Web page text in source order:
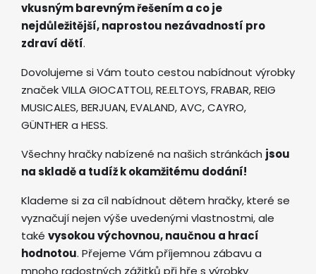
vkusným barevným řešením a co je
nejdůležitější, naprostou nezávadností pro
zdraví dětí.
Dovolujeme si Vám touto cestou nabídnout výrobky
značek VILLA GIOCATTOLI, RE.ELTOYS, FRABAR, REIG
MUSICALES, BERJUAN, EVALAND, AVC, CAYRO,
GÜNTHER a HESS.
Všechny hračky nabízené na našich stránkách jsou
na skladě a tudíž k okamžitému dodání!
Klademe si za cíl nabídnout dětem hračky, které se
vyznačují nejen výše uvedenými vlastnostmi, ale
také vysokou výchovnou, naučnou a hrací
hodnotou. Přejeme Vám příjemnou zábavu a
mnoho radostných zážitků při hře s výrobky